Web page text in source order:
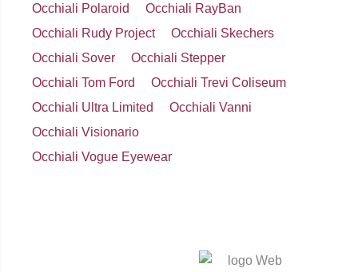
Occhiali Polaroid
Occhiali RayBan
Occhiali Rudy Project
Occhiali Skechers
Occhiali Sover
Occhiali Stepper
Occhiali Tom Ford
Occhiali Trevi Coliseum
Occhiali Ultra Limited
Occhiali Vanni
Occhiali Visionario
Occhiali Vogue Eyewear